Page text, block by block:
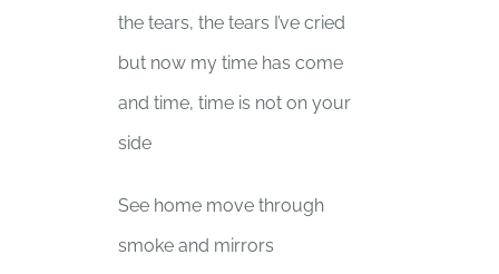
the tears, the tears I’ve cried
but now my time has come
and time, time is not on your
side
See home move through
smoke and mirrors